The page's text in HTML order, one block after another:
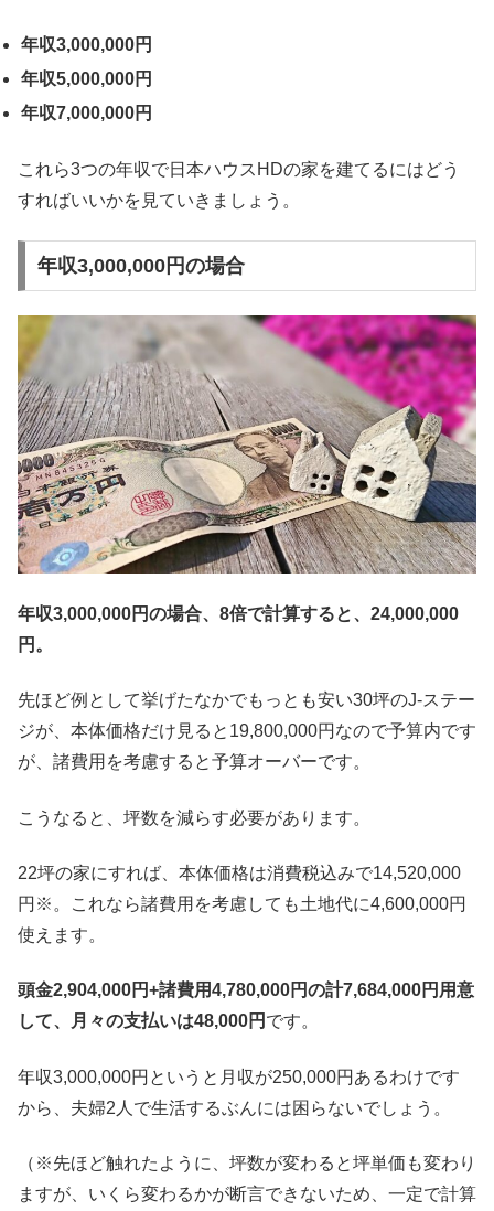
年収3,000,000円
年収5,000,000円
年収7,000,000円
これら3つの年収で日本ハウスHDの家を建てるにはどう
すればいいかを見ていきましょう。
年収3,000,000円の場合
年収3,000,000円の場合、8倍で計算すると、24,000,000
円。
先ほど例として挙げたなかでもっとも安い30坪のJ-ステー
ジが、本体価格だけ見ると19,800,000円なので予算内です
が、諸費用を考慮すると予算オーバーです。
こうなると、坪数を減らす必要があります。
22坪の家にすれば、本体価格は消費税込みで14,520,000
円※。これなら諸費用を考慮しても土地代に4,600,000円
使えます。
頭金2,904,000円+諸費用4,780,000円の計7,684,000円用意
して、月々の支払いは48,000円 です。
年収3,000,000円というと月収が250,000円あるわけです
から、夫婦2人で生活するぶんには困らないでしょう。
（※先ほど触れたように、坪数が変わると坪単価も変わり
ますが、いくら変わるかが断言できないため、一定で計算